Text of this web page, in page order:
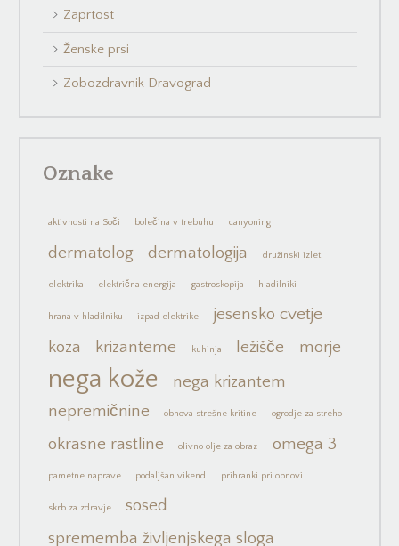
Zaprtost
Ženske prsi
Zobozdravnik Dravograd
Oznake
aktivnosti na Soči bolečina v trebuhu canyoning
dermatolog dermatologija družinski izlet
elektrika električna energija gastroskopija hladilniki
hrana v hladilniku izpad elektrike
jesensko cvetje
koza
krizanteme kuhinja ležišče morje
nega kože
nega krizantem
nepremičnine
obnova strešne kritine ogrodje za streho
okrasne rastline olivno olje za obraz omega 3
pametne naprave podaljšan vikend prihranki pri obnovi
skrb za zdravje
sosed
sprememba življenjskega sloga